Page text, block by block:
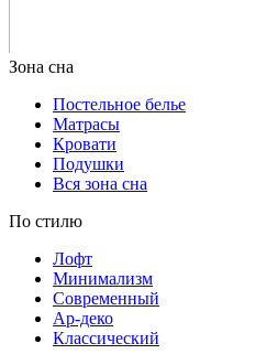
Постельное белье
Матрасы
Кровати
Подушки